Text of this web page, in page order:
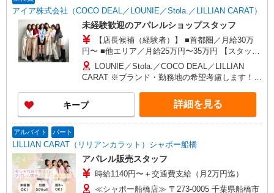
アイア株式会社（COCO DEAL／LOUNIE／Stola.／LILLIAN CARAT）
未経験歓迎のアパレルショップスタッフ
【店長候補（経験者）】 ■首都圏／月給30万
円〜 ■他エリア／月給25万円〜35万円 【スタッ
フ】 ■首都圏／月給24万3,800円〜40万円 ■大阪／
月給23万3,500円〜35万円 ■京都、兵庫、愛知、岐
阜、福岡／月給22万7,800円〜35万円 ■他エリア／
月給22万2,100円〜35万円 固定残業手当含む（1ヶ
月あたり20時間）※超過時は追加支給 首都圏エリ
ア：30,800円 大阪：29,500円 京都、兵庫、愛知、
考慮 ※試用期間3ヶ月も同条件（首都圏：店長候
補は月給27万円〜）
LOUNIE／Stola.／COCO DEAL／LILLIAN
CARAT ※ブランド・勤務地の希望考慮します！※
道、宮城（仙台）、愛知、岐阜、大阪、兵庫、京
都、和歌山、岡山、広島、愛媛、福岡、長崎、宮
崎、熊本などの各店舗で募集しています。
LUMINE2店／ルミネ池袋店／ルミネ横浜／ルミネ
大宮店／ルミネ有楽町店 ルミネ立川店／ルミネ町
田店／池袋PARCO店／東京スカイツリータウン・
ソラマチ店 イクスピアリ店／イオンレイクタウン
店／ジョイナス店／テラスモール湘南店 タカシマ
キープ 詳細を見る
アルバイト パート
LILLIAN CARAT（リリアンカラット）シャポー船橋
アパレル販売スタッフ
時給1140円〜＋交通費支給（月2万円迄）
≪シャポー船橋店≫ 〒273-0005 千葉県船橋市